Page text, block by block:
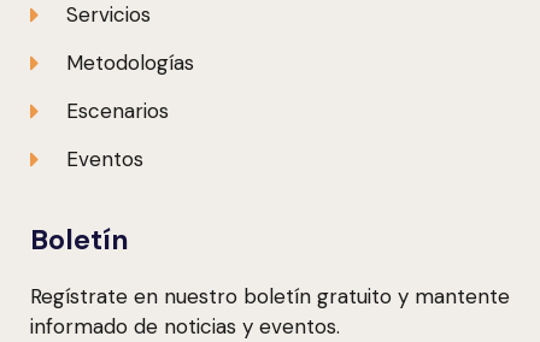
Servicios
Metodologías
Escenarios
Eventos
Boletín
Regístrate en nuestro boletín gratuito y mantente
informado de noticias y eventos.